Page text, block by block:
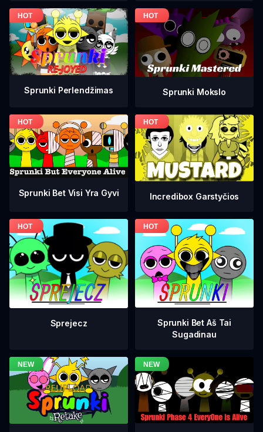
Sprunki Perlendžimas Sprunki Mokslo
Sprunki Bet Visi Yra Gyvi Incredibox Garstyčios
Sprejecz
Sprunki Bet Aš Tai
Sugadinau